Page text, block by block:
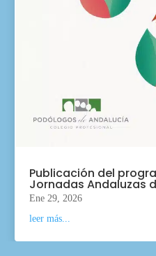
Publicación del
Jornadas Andaluzas
Ene 29, 2026
leer más...